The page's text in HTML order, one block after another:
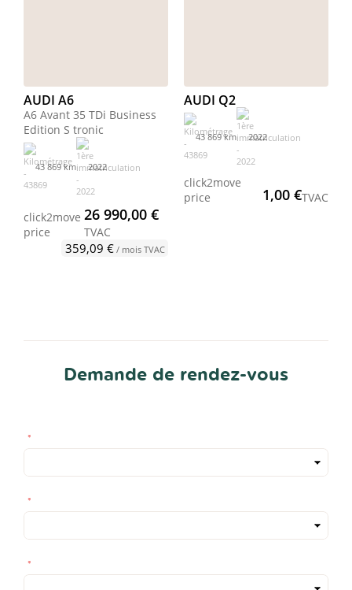
AUDI A6
A6 Avant 35 TDi Business
Edition S tronic
43 869 km 2022
click2move
price
26 990,00 €
TVAC
359,09 €/ mois TVAC
AUDI Q2
43 869 km 2022
click2move
price
1,00 €TVAC
Demande de rendez-vous